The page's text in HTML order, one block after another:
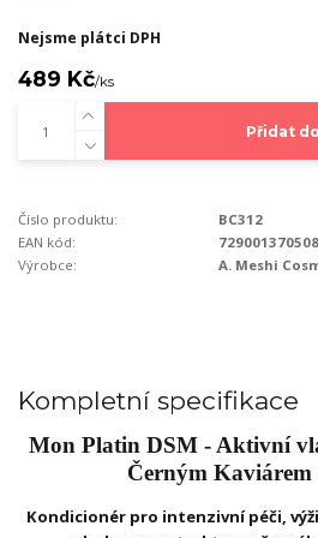
Nejsme plátci DPH
489 Kč/ks
Přidat
Číslo produktu:
BC312
EAN kód:
Výrobce:
A. Meshi
Kompletní specifikace
Mon Platin DSM - Aktivní
Černým
Kondicionér pro intenzivní péči,